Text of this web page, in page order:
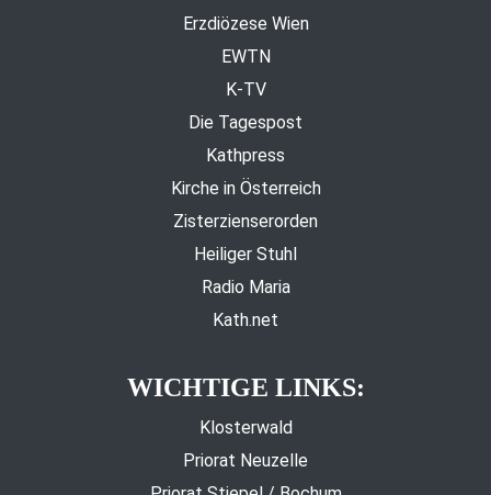
Erzdiözese Wien
EWTN
K-TV
Die Tagespost
Kathpress
Kirche in Österreich
Zisterzienserorden
Heiliger Stuhl
Radio Maria
Kath.net
WICHTIGE LINKS:
Klosterwald
Priorat Neuzelle